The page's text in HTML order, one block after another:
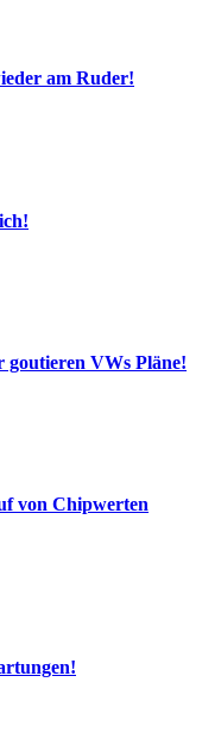
am Ruder!
VWs Pläne!
von Chipwerten